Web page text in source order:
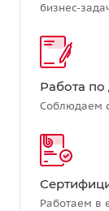
бизнес-
Работа по
Соблюдаем
Работаем в